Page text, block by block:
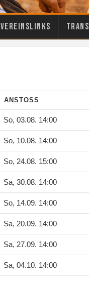
Vereinslinks
ANSTOSS
So, 03.08. 14:00
So, 10.08. 14:00
So, 24.08. 15:00
Sa, 30.08. 14:00
So, 14.09. 14:00
Sa, 20.09. 14:00
Sa, 27.09. 14:00
Sa, 04.10. 14:00